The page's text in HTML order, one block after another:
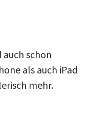
schon
als auch iPad
mehr.